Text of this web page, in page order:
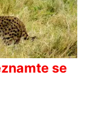
se